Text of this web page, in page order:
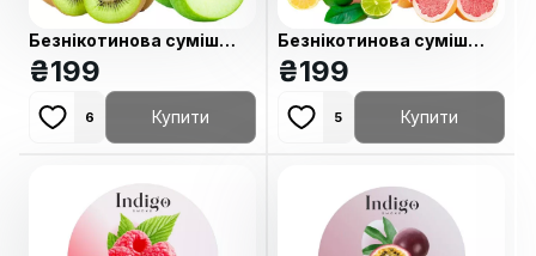
Безнікотинова суміш
Indigo Apple kiwi (Яблуко
Ківі) 100 гр
₴199
6 Купити
Безнікотинова суміш
Indigo Citrus Fruits
(Цитруси) 100 гр
₴199
5 Купити